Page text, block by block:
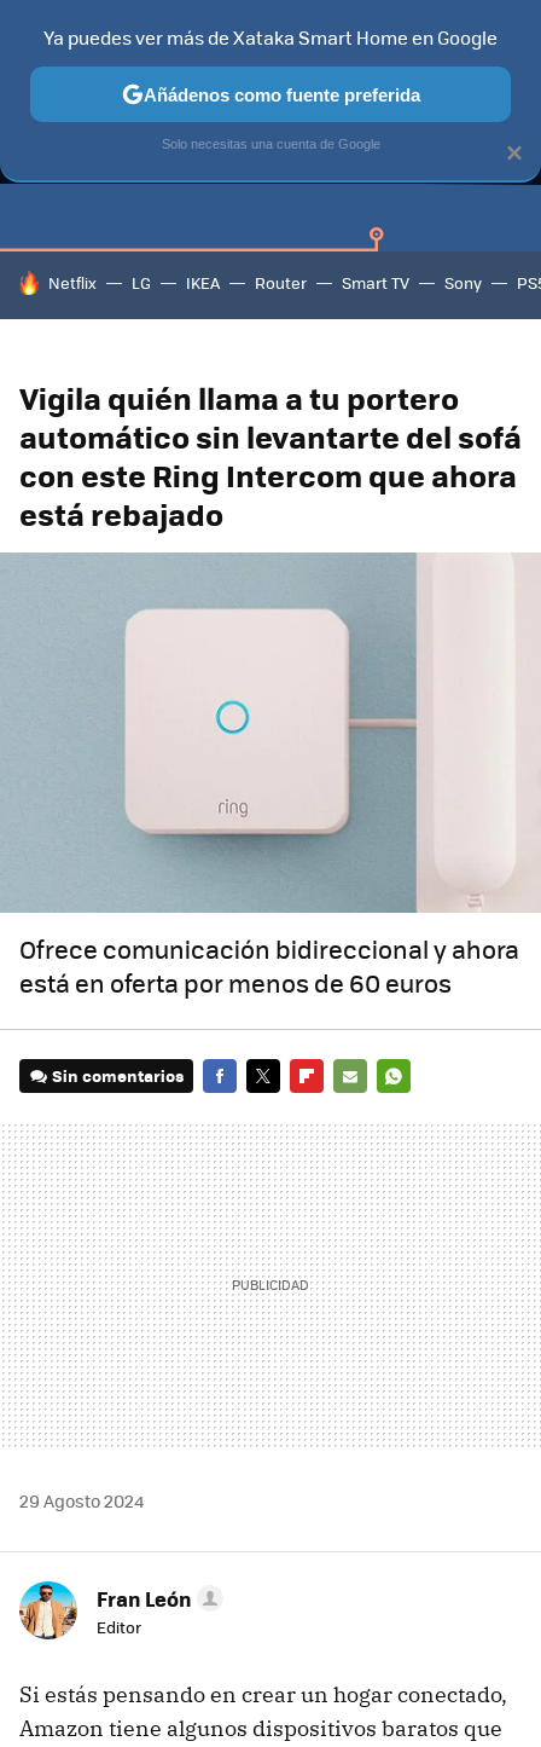
GUÍAS DE COMPRA CAZANDO GANGAS OFERTAS EN
HOY SE HABLA DE
Netflix LG IKEA Router Smart TV Sony
Vigila quién llama a tu portero
automático sin levantarte del sofá
con este Ring Intercom que ahora
está rebajado
Ofrece comunicación bidireccional y ahora
está en oferta por menos de 60 euros
Sin comentarios
MAIL
29 Agosto 2024
Fran León
Editor
Si estás pensando en crear un hogar conectado,
Amazon tiene algunos dispositivos baratos que
×
Ya puedes ver más de Xataka Smart Home en Google
Añádenos como fuente preferida
Solo necesitas una cuenta de Google